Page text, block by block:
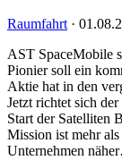
Raumfahrt ·
AST SpaceMobile
Pionier soll ein
Aktie hat in den
Jetzt richtet sich
Start der Satelliten
Mission ist mehr
Unternehmen